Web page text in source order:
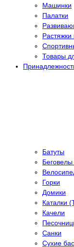
Машинки
Палатки
Товары
Батуты
Горки
Домики
Каталки
Качели
Санки
Сухие